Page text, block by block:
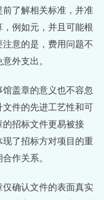
了解相关标准，并准
例如元，并且可能根
意的是，费用问题不
外支出。
盖章的意义也不容忽
件的先进工艺性和可
招标文件更易被接
了招标方对项目的重
作关系。
确认文件的表面真实